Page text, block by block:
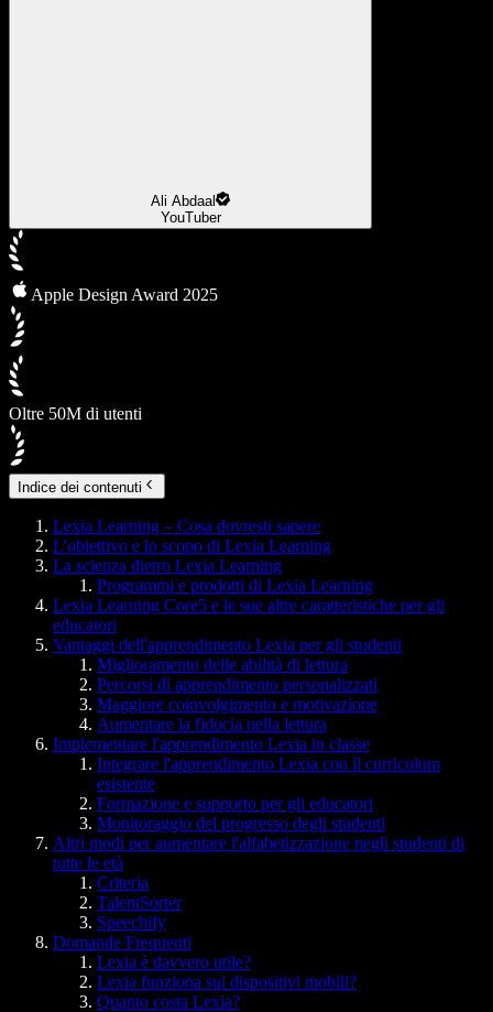
Ali Abdaal
YouTuber
Apple Design Award 2025
Oltre 50M di utenti
Indice dei contenuti
Lexia Learning – Cosa dovresti sapere
L'obiettivo e lo scopo di Lexia Learning
La scienza dietro Lexia Learning
Programmi e prodotti di Lexia Learning
Lexia Learning Core5 e le sue altre caratteristiche per gli
educatori
Vantaggi dell'apprendimento Lexia per gli studenti
Miglioramento delle abilità di lettura
Percorsi di apprendimento personalizzati
Maggiore coinvolgimento e motivazione
Aumentare la fiducia nella lettura
Implementare l'apprendimento Lexia in classe
Integrare l'apprendimento Lexia con il curriculum
esistente
Formazione e supporto per gli educatori
Monitoraggio del progresso degli studenti
Altri modi per aumentare l'alfabetizzazione negli studenti di
tutte le età
Criteria
TalentSorter
Speechify
Domande Frequenti
Lexia è davvero utile?
Lexia funziona sui dispositivi mobili?
Quanto costa Lexia?